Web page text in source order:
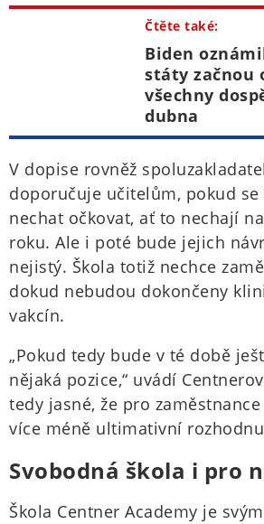
Čtěte také:
Biden
státy začnou
všechny
dubna
V dopise rovněž
doporučuje učitelům, pokud
nechat očkovat, ať to nechají
roku. Ale i poté bude jejich
nejistý. Škola totiž nechce
dokud nebudou dokončeny
vakcín.
„Pokud tedy bude v té době
nějaká pozice,“ uvádí
tedy jasné, že pro
více méně ultimativní
Svobodná škola i pro
Škola Centner Academy je